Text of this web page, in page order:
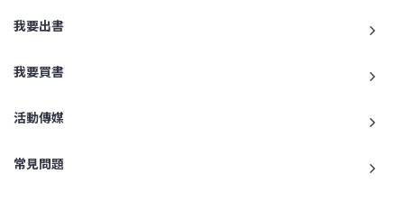
我要出書
我要買書
活動傳媒
常見問題